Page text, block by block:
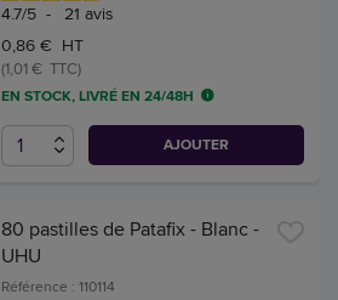
4.7/5 - 21 avis
0,86 € HT
(1,01 € TTC)
EN STOCK, LIVRÉ EN 24/48H
AJOUTER
80 pastilles de Patafix - Blanc -
UHU
Référence : 110114